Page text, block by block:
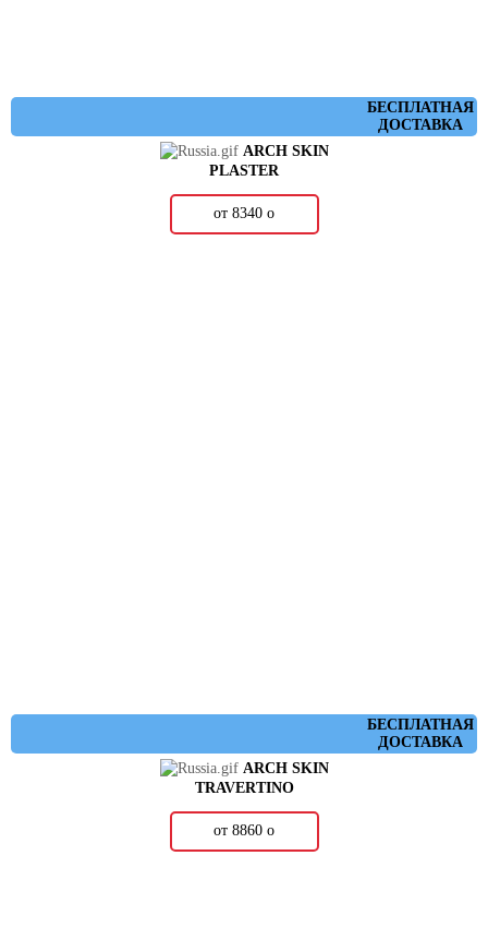
БЕСПЛАТНАЯ
ДОСТАВКА
ARCH SKIN
PLASTER
от 8340 о
БЕСПЛАТНАЯ
ДОСТАВКА
ARCH SKIN
TRAVERTINO
от 8860 о